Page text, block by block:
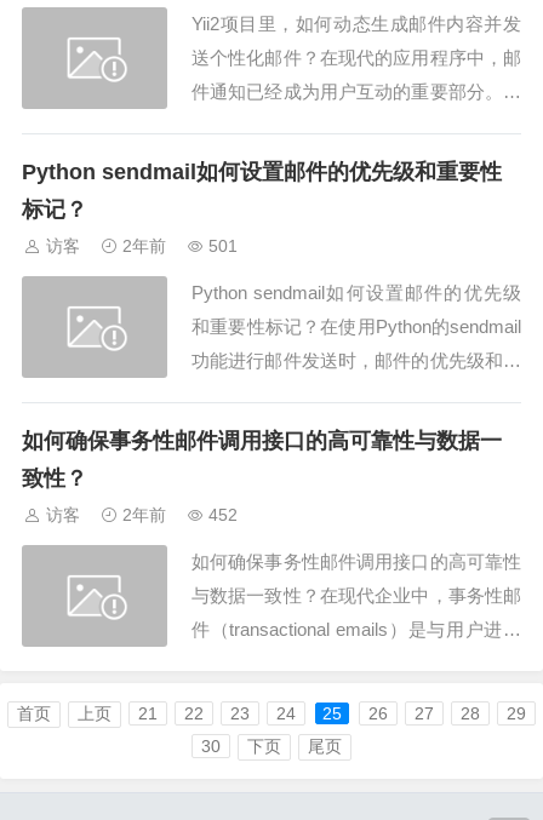
圾...
Yii2项目里，如何动态生成邮件内容并发
送个性化邮件？在现代的应用程序中，邮
件通知已经成为用户互动的重要部分。尤
化邮件不仅可以提升用户体验，还能增强
的...
Python sendmail如何设置邮件的优先级和重要性
标记？
访客 2年前 501
Python sendmail如何设置邮件的优先级
和重要性标记？在使用Python的sendmail
功能进行邮件发送时，邮件的优先级和重
分。正确设置这些标记可以帮助收件人快
如何确保事务性邮件调用接口的高可靠性与数据一
致性？
访客 2年前 452
如何确保事务性邮件调用接口的高可靠性
与数据一致性？在现代企业中，事务性邮
件（transactional emails）是与用户进行
通知、订单确认、发货通知等，其重要性
不言而喻。为了确保这些邮件能够成功送
达且数据保持一致，调用接口的高可靠性
首页 上页 21 22 23 24 25 26 27 28
29
30
下页 尾页